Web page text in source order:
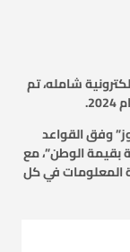
شامله، تم
وفق القواعد
بقيمة الوطن”، مع
المعلومات في كل